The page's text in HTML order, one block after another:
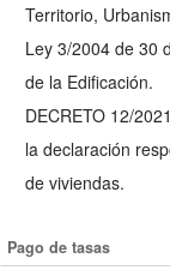
Territorio,
Ley 3/2004 de 30
de la Edificación.
DECRETO 12/
la declaración
de viviendas.
Pago de tasas